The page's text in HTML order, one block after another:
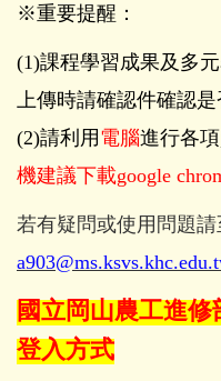
※重要提醒：
(1)課程學習成果及多
上傳時請確認件確認
(2)請利用 電腦進行各
機建議下載google
若有疑問或使用問題
國立岡山農工進
登入方式